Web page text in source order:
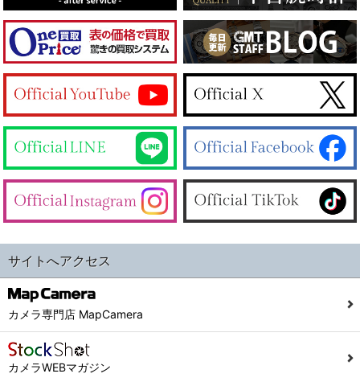
サイトへアクセス
カメラ専門店 MapCamera
カメラWEBマガジン